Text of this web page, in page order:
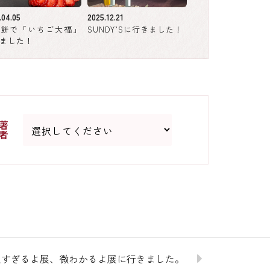
で「いちご大福」
した！
2025.12.21
SUNDY’Sに行きました！
ぎるよ展、微わかるよ展に行きました。